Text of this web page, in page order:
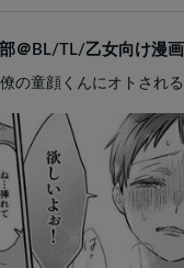
＠BL/TL/乙女向け漫画
の童顔くんにオトされる